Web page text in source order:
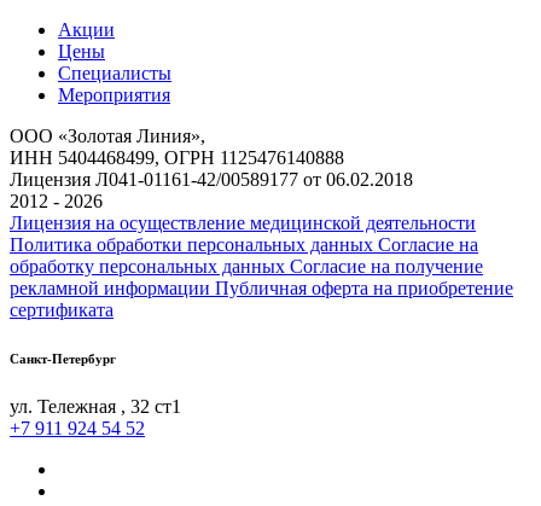
Акции
Цены
Специалисты
Мероприятия
ООО «Золотая Линия»,
ИНН 5404468499, ОГРН 1125476140888
Лицензия Л041-01161-42/00589177 от 06.02.2018
2012 - 2026
Лицензия на осуществление медицинской деятельности
Политика обработки персональных данных Согласие на
обработку персональных данных Согласие на получение
рекламной информации Публичная оферта на приобретение
сертификата
Санкт-Петербург
ул. ​Тележная , 32 ст1
+7 911 924 54 52